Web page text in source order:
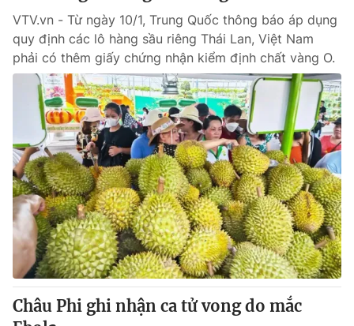
VTV.vn - Từ ngày 10/1, Trung Quốc thông báo áp dụng
quy định các lô hàng sầu riêng Thái Lan, Việt Nam
phải có thêm giấy chứng nhận kiểm định chất vàng O.
Châu Phi ghi nhận ca tử vong do mắc